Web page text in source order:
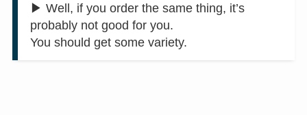
▶︎ Well, if you order the same thing, it’s
probably not good for you.
You should get some variety.